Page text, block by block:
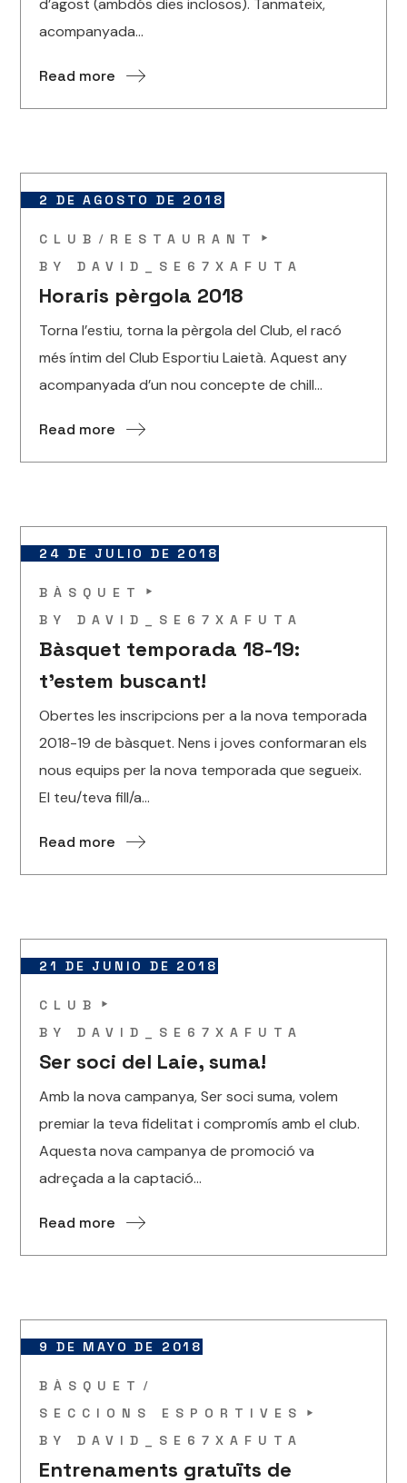
acompanyada...
Read more
2 DE AGOSTO DE 2018
CLUB
RESTAURANT
BYDAVID_SE67XAFUTA
Horaris pèrgola 2018
Torna l’estiu, torna la pèrgola del Club, el racó
més íntim del Club Esportiu Laietà. Aquest any
acompanyada d’un nou concepte de chill...
Read more
24 DE JULIO DE 2018
BÀSQUET
BYDAVID_SE67XAFUTA
Bàsquet temporada 18-19:
t’estem buscant!
Obertes les inscripcions per a la nova temporada
2018-19 de bàsquet. Nens i joves conformaran els
nous equips per la nova temporada que segueix.
El teu/teva fill/a...
Read more
21 DE JUNIO DE 2018
CLUB
BYDAVID_SE67XAFUTA
Ser soci del Laie, suma!
Amb la nova campanya, Ser soci suma, volem
premiar la teva fidelitat i compromís amb el club.
Aquesta nova campanya de promoció va
adreçada a la captació...
Read more
9 DE MAYO DE 2018
BÀSQUET
SECCIONS ESPORTIVES
BYDAVID_SE67XAFUTA
Entrenaments gratuïts de